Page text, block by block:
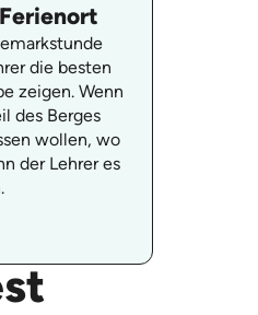
die besten
zeigen. Wenn
des Berges
wollen, wo
der Lehrer es